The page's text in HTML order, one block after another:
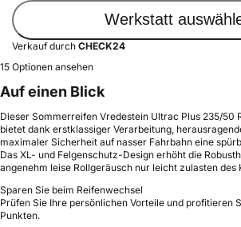
Werkstatt
Verkauf durch CHECK24
15 Optionen ansehen
Auf einen Blick
Dieser Sommerreifen Vredestein Ultrac Plus 235/50
bietet dank erstklassiger Verarbeitung,
maximaler Sicherheit auf nasser Fahrbahn eine
Das XL- und Felgenschutz-Design erhöht die
angenehm leise Rollgeräusch nur leicht zulasten des
Sparen Sie beim Reifenwechsel
Prüfen Sie Ihre persönlichen Vorteile und profitieren
Punkten.